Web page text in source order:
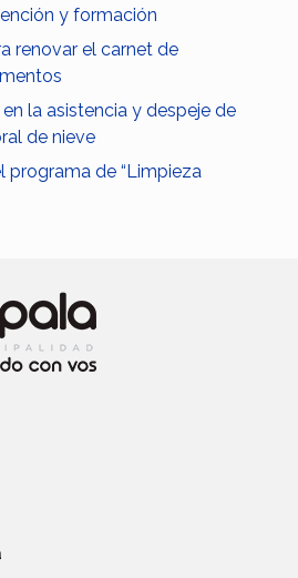
y formación
renovar el carnet de
la asistencia y despeje de
de nieve
programa de “Limpieza